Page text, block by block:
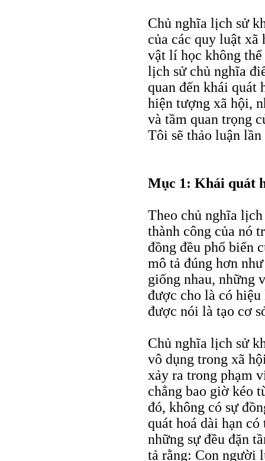
Chủ nghĩa lịch sử
của các quy luật xã
vật lí học không
lịch sử chủ nghĩa
quan đến khái quát
hiện tượng xã hội,
và tầm quan trọng
Tôi sẽ thảo luận
Mục 1: Khái quát
Theo chủ nghĩa lịch
thành công của nó
đồng đều phổ biến
mô tả đúng hơn
giống nhau, những
được cho là có
được nói là tạo cơ
Chủ nghĩa lịch sử
vô dụng trong xã
xảy ra trong phạm
chẳng bao giờ kéo
đó, không có sự
quát hoá dài hạn
những sự đều đặn
tả rằng: Con người